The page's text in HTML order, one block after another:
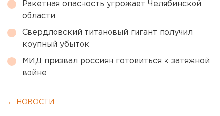
Ракетная опасность угрожает Челябинской
области
Свердловский титановый гигант получил
крупный убыток
МИД призвал россиян готовиться к затяжной
войне
← НОВОСТИ